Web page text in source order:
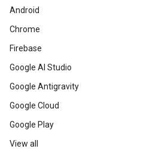
Android
Chrome
Firebase
Google AI Studio
Google Antigravity
Google Cloud
Google Play
View all